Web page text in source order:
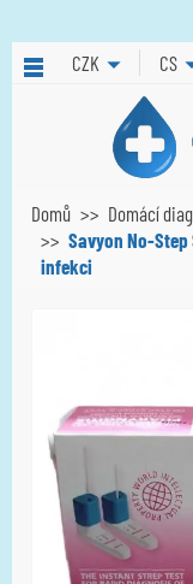
CZK CS
Domů Domácí
Savyon No-
infekci